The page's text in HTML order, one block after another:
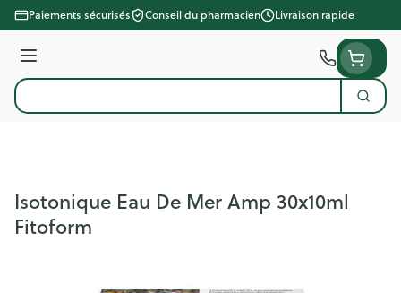
Aller au contenu
Paiements sécurisés Conseil du pharmacien Livraison rapide
Menu
Rechercher
Isotonique Eau De Mer Amp 30x10ml
Fitoform